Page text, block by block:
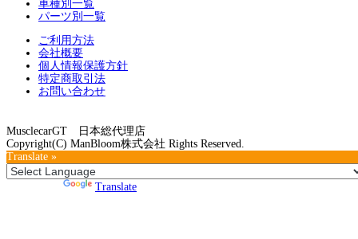
車種別一覧
パーツ別一覧
ご利用方法
会社概要
個人情報保護方針
特定商取引法
お問い合わせ
MusclecarGT 日本総代理店
Copyright(C) ManBloom株式会社 Rights Reserved.
Translate »
Translate